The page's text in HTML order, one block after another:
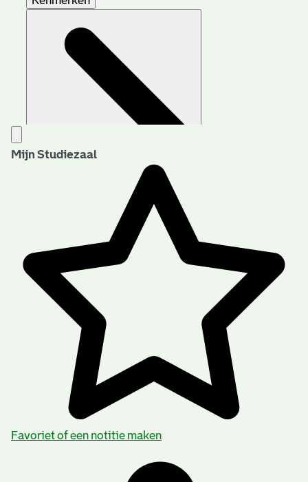
Aanwijzingen voor de gebruiker
Mijn Studiezaal
Favoriet of een notitie maken